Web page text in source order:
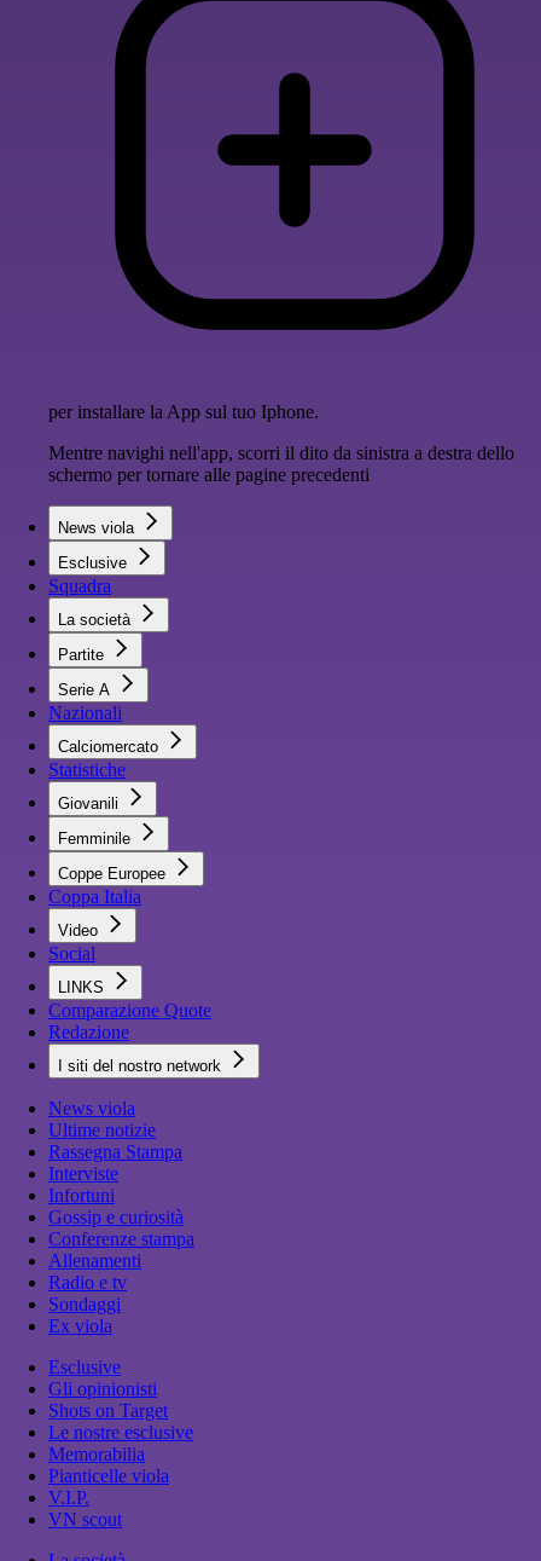
per installare la App sul tuo Iphone.
Mentre navighi nell'app, scorri il dito da sinistra a destra dello
schermo per tornare alle pagine precedenti
News viola
Esclusive
Squadra
La società
Partite
Serie A
Nazionali
Calciomercato
Statistiche
Giovanili
Femminile
Coppe Europee
Coppa Italia
Video
Social
LINKS
Comparazione Quote
Redazione
I siti del nostro network
News viola
Ultime notizie
Rassegna Stampa
Interviste
Infortuni
Gossip e curiosità
Conferenze stampa
Allenamenti
Radio e tv
Sondaggi
Ex viola
Esclusive
Gli opinionisti
Shots on Target
Le nostre esclusive
Memorabilia
Pianticelle viola
V.I.P.
VN scout